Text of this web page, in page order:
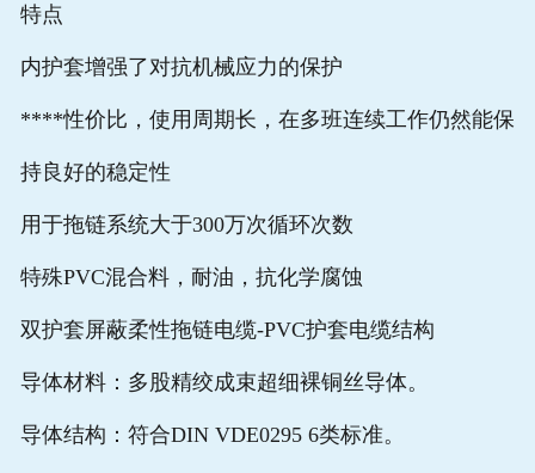
特点
内护套增强了对抗机械应力的保护
****性价比，使用周期长，在多班连续工作仍然能保
持良好的稳定性
用于拖链系统大于300万次循环次数
特殊PVC混合料，耐油，抗化学腐蚀
双护套屏蔽柔性拖链电缆-PVC护套电缆结构
导体材料：多股精绞成束超细裸铜丝导体。
导体结构：符合DIN VDE0295 6类标准。